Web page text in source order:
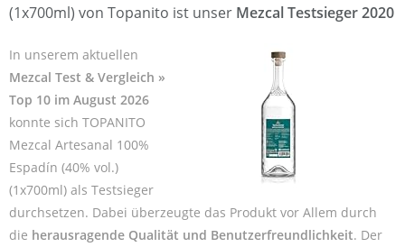
(1x700ml) von Topanito ist unser Mezcal Testsieger 2020
In unserem aktuellen
Mezcal Test & Vergleich »
Top 10 im August 2026
konnte sich TOPANITO
Mezcal Artesanal 100%
Espadín (40% vol.)
(1x700ml) als Testsieger
durchsetzen. Dabei überzeugte das Produkt vor Allem durch
die herausragende Qualität und Benutzerfreundlichkeit. Der